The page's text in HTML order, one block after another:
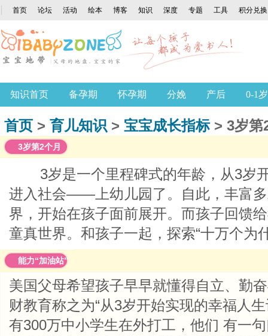
首页 论坛 活动 绘本 博客 知识 深度 专题 工具 积分兑换
知识首页 备孕期 怀孕期 分娩 产后 0-1岁
专题
首页 > 育儿知识 > 宝宝成长指标> 3岁第
3岁第2个月
3岁是一个里程碑式的年龄，从3岁
进入社会——上幼儿园了。自此，丰富
界，开始在孩子面前展开。而孩子回馈
童真世界。和孩子一起，探索“十万个为
能力“加油站”
美国父母希望孩子早早就懂得自立、勤
财教育称之为“从3岁开始实现的幸福人
有300万中小学生在外打工，他们 有一